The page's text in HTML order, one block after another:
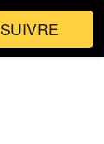
SUIVRE